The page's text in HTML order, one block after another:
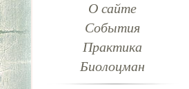
О сайте
События
Практика
Биолоцман